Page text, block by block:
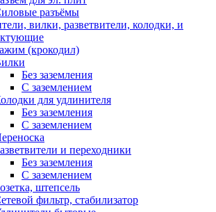
разъёмы
вилки, разветвители, колодки, и
(крокодил)
Без заземления
С заземлением
для удлинителя
Без заземления
С заземлением
и переходники
Без заземления
С заземлением
штепсель
фильтр, стабилизатор